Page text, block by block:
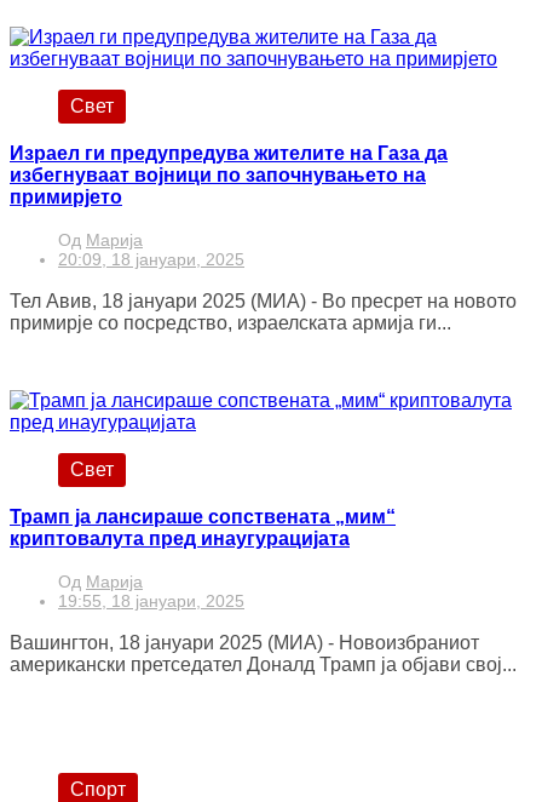
Свет
Израел ги предупредува жителите на Газа да
избегнуваат војници по започнувањето на
примирјето
Од Марија
20:09, 18 јануари, 2025
Тел Авив, 18 јануари 2025 (МИА) - Во пресрет на новото
примирје со посредство, израелската армија ги...
Свет
Трамп ја лансираше сопствената „мим“
криптовалута пред инаугурацијата
Од Марија
19:55, 18 јануари, 2025
Вашингтон, 18 јануари 2025 (МИА) - Новоизбраниот
американски претседател Доналд Трамп ја објави свој...
Спорт